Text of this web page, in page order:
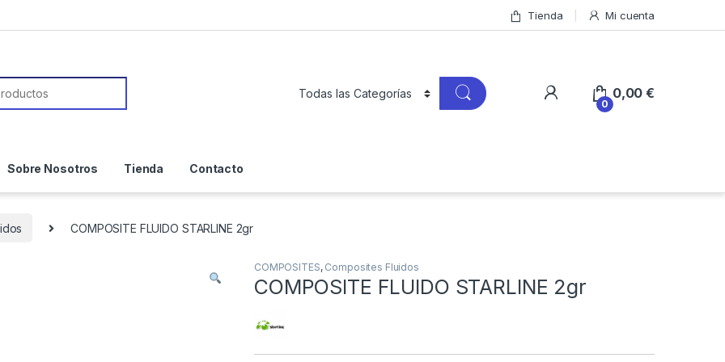
Tienda Mi cuenta
0
0,00€
Sobre Nosotros Tienda Contacto
COMPOSITE FLUIDO STARLINE 2gr
COMPOSITES, Composites Fluidos
COMPOSITE FLUIDO STARLINE 2gr